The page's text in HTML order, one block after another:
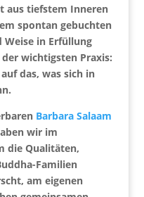
aus tiefstem Inneren
spontan gebuchten
Weise in Erfüllung
wichtigsten Praxis:
das, was sich in
Barbara Salaam
wir im
die Qualitäten,
Familien
am eigenen